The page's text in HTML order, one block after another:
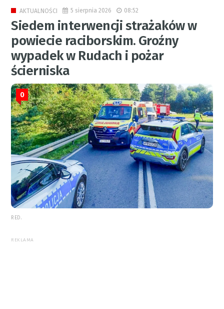
AKTUALNOŚCI 5 sierpnia 2026 08:52
Siedem interwencji strażaków w
powiecie raciborskim. Groźny
wypadek w Rudach i pożar
ścierniska
0
RED.
REKLAMA